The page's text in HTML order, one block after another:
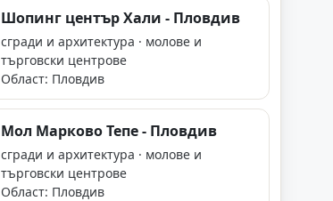
Шопинг център Хали - Пловдив
сгради и архитектура · молове и
търговски центрове
Област: Пловдив
Мол Марково Тепе - Пловдив
сгради и архитектура · молове и
търговски центрове
Област: Пловдив